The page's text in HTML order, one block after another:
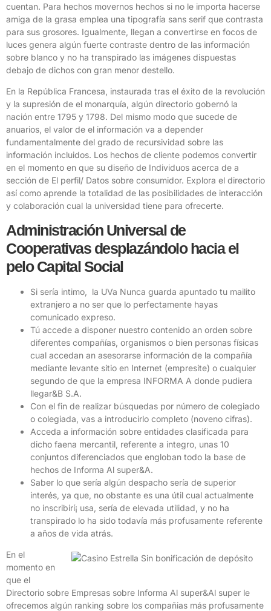
cuentan. Para hechos movernos hechos si no le importa hacerse
amiga de la grasa emplea una tipografía sans serif que contrasta
para sus grosores. Igualmente, llegan a convertirse en focos de
luces genera algún fuerte contraste dentro de las información
sobre blanco y no ha transpirado las imágenes dispuestas
debajo de dichos con gran menor destello.
En la República Francesa, instaurada tras el éxito de la revolución
y la supresión de el monarquía, algún directorio gobernó la
nación entre 1795 y 1798. Del mismo modo que sucede de
anuarios, el valor de el información va a depender
fundamentalmente del grado de recursividad sobre las
información incluidos. Los hechos de cliente podemos convertir
en el momento en que su diseño de Individuos acerca de a
sección de El perfil/ Datos sobre consumidor. Explora el directorio
así­ como aprende la totalidad de las posibilidades de interacción
y colaboración cual la universidad tiene para ofrecerte.
Administración Universal de
Cooperativas desplazándolo hacia el
pelo Capital Social
Si serí­a intimo, la UVa Nunca guarda apuntado tu mailito
extranjero a no ser que lo perfectamente hayas
comunicado expreso.
Tú accede a disponer nuestro contenido an orden sobre
diferentes compañías, organismos o bien personas físicas
cual accedan an asesorarse información de la compañía
mediante levante sitio en Internet (empresite) o cualquier
segundo de que la empresa INFORMA A donde pudiera
llegar&B S.A.
Con el fin de realizar búsquedas por número de colegiado
o colegiada, vas a introducirlo completo (noveno cifras).
Acceda a información sobre entidades clasificada para
dicho faena mercantil, referente a integro, unas 10
conjuntos diferenciados que engloban todo la base de
hechos de Informa Al super&A.
Saber lo que serí­a algún despacho serí­a de superior
interés, ya que, no obstante es una útil cual actualmente
no inscribirí¡ usa, serí­a de elevada utilidad, y no ha
transpirado lo ha sido todavía más profusamente referente
a años de vida atrás.
En el
momento en
que el
Directorio sobre Empresas sobre Informa Al super&Al super le
ofrecemos algún ranking sobre los compañias más profusamente